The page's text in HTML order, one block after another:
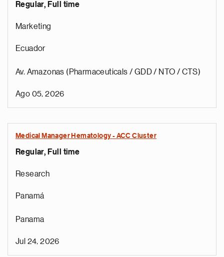
Regular, Full time
Marketing
Ecuador
Av. Amazonas (Pharmaceuticals / GDD / NTO / CTS)
Ago 05, 2026
Medical Manager Hematology - ACC Cluster
Regular, Full time
Research
Panamá
Panama
Jul 24, 2026